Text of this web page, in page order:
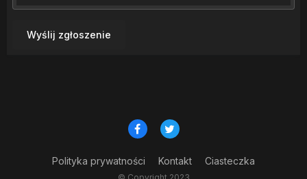
Wyślij zgłoszenie
Polityka prywatności Kontakt Ciasteczka